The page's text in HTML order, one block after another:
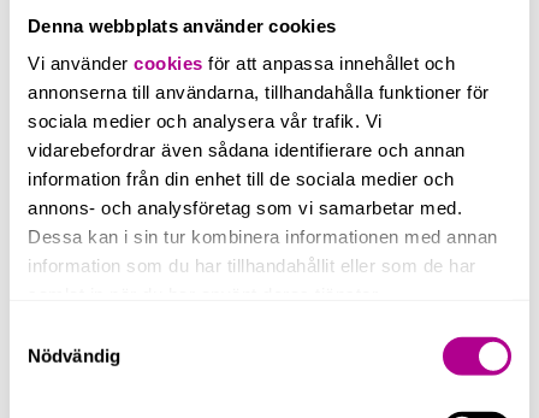
Denna webbplats använder cookies
Vi använder cookies för att anpassa innehållet och
annonserna till användarna, tillhandahålla funktioner för
sociala medier och analysera vår trafik. Vi
vidarebefordrar även sådana identifierare och annan
information från din enhet till de sociala medier och
annons- och analysföretag som vi samarbetar med.
Dessa kan i sin tur kombinera informationen med annan
information som du har tillhandahållit eller som de har
Nödvändig
Telefon
Meddelande
Genom att kryssa i rutan godkänner du att vi